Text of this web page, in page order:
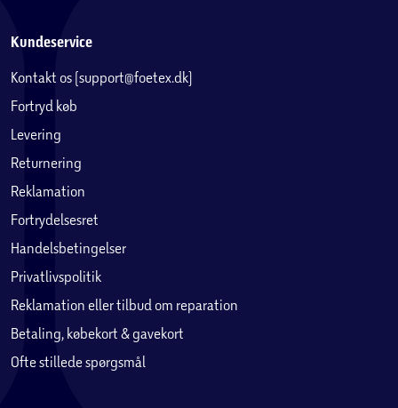
Kundeservice
Kontakt os (support@foetex.dk)
Fortryd køb
Levering
Returnering
Reklamation
Fortrydelsesret
Handelsbetingelser
Privatlivspolitik
Reklamation eller tilbud om reparation
Betaling, købekort & gavekort
Ofte stillede spørgsmål